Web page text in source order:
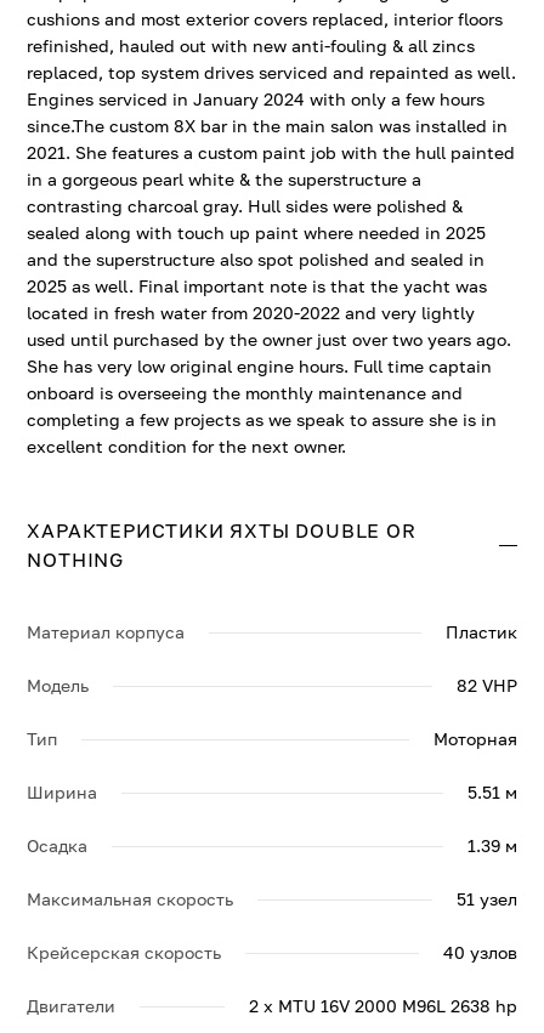
cushions and most exterior covers replaced, interior floors
refinished, hauled out with new anti-fouling & all zincs
replaced, top system drives serviced and repainted as well.
Engines serviced in January 2024 with only a few hours
since.The custom 8X bar in the main salon was installed in
2021. She features a custom paint job with the hull painted
in a gorgeous pearl white & the superstructure a
contrasting charcoal gray. Hull sides were polished &
sealed along with touch up paint where needed in 2025
and the superstructure also spot polished and sealed in
2025 as well. Final important note is that the yacht was
located in fresh water from 2020-2022 and very lightly
used until purchased by the owner just over two years ago.
She has very low original engine hours. Full time captain
onboard is overseeing the monthly maintenance and
completing a few projects as we speak to assure she is in
excellent condition for the next owner.
ХАРАКТЕРИСТИКИ ЯХТЫ DOUBLE OR
NOTHING
Материал корпуса Пластик
Модель 82 VHP
Тип Моторная
Ширина 5.51 м
Осадка 1.39 м
Максимальная скорость 51 узел
Крейсерская скорость 40 узлов
Двигатели 2 x MTU 16V 2000 M96L 2638 hp